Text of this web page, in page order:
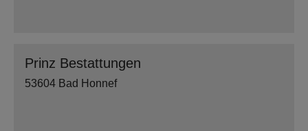
Prinz Bestattungen
53604 Bad Honnef